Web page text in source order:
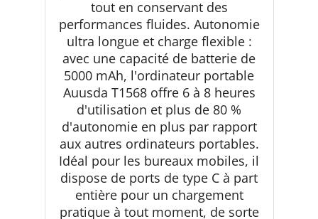
tout en conservant des
performances fluides. Autonomie
ultra longue et charge flexible :
avec une capacité de batterie de
5000 mAh, l'ordinateur portable
Auusda T1568 offre 6 à 8 heures
d'utilisation et plus de 80 %
d'autonomie en plus par rapport
aux autres ordinateurs portables.
Idéal pour les bureaux mobiles, il
dispose de ports de type C à part
entière pour un chargement
pratique à tout moment, de sorte